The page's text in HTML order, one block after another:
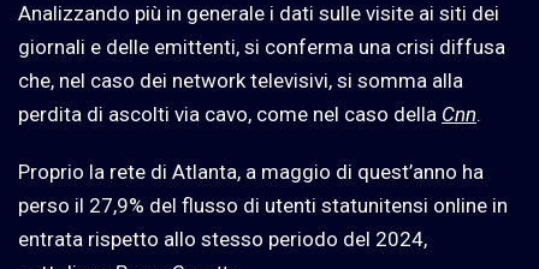
Analizzando più in generale i dati sulle visite ai siti dei
giornali e delle emittenti, si conferma una crisi diffusa
che, nel caso dei network televisivi, si somma alla
perdita di ascolti via cavo, come nel caso della Cnn.
Proprio la rete di Atlanta, a maggio di quest’anno ha
perso il 27,9% del flusso di utenti statunitensi online in
entrata rispetto allo stesso periodo del 2024,